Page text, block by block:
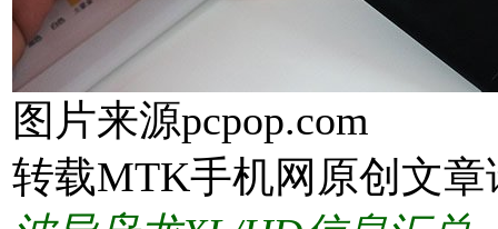
图片来源pcpop.com
转载MTK手机网原创文